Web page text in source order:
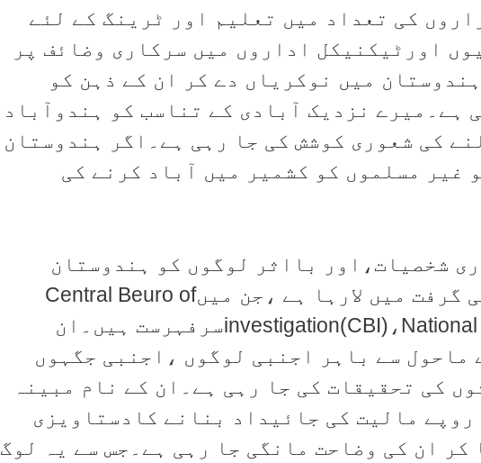
کی تعداد میں تعلیم اور ٹرینگ کے لئے
اورٹیکنیکل اداروں میں سرکاری وضائف پر
میں نوکریاں دے کر ان کے ذہن کو
ہے۔میرے نزدیک آبادی کے تناسب کو ہندوآباد
کی شعوری کوشش کی جا رہی ہے۔اگر ہندوستان
غیر مسلموں کو کشمیر میں آباد کرنے کی
شخصیات،اور بااثر لوگوں کو ہندوستان
مرکزی اداروں کی قانونی گرفت میں لارہا ہے ،جن میںCentral Beuro of
investigation(CBI)،National Investigating Agency(NIA)سرفہرست ہیں۔ان
ماحول سے باہر اجنبی لوگوں ،اجنبی جگہوں
کی تحقیقات کی جا رہی ہے۔ان کے نام مبینہ
مالیت کی جائیداد بنانے کادستاویزی
کر ان کی وضاحت مانگی جا رہی ہے۔جس سے یہ لوگ